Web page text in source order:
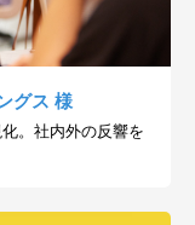
グス 様
。社内外の反響を